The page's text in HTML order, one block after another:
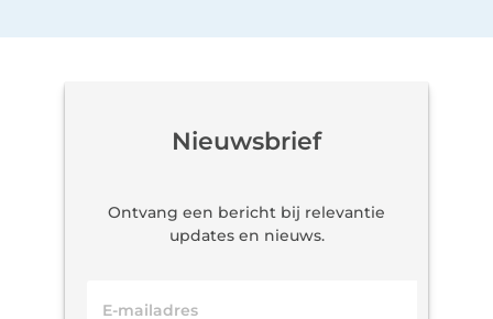
Nieuwsbrief
Ontvang een bericht bij relevantie
updates en nieuws.